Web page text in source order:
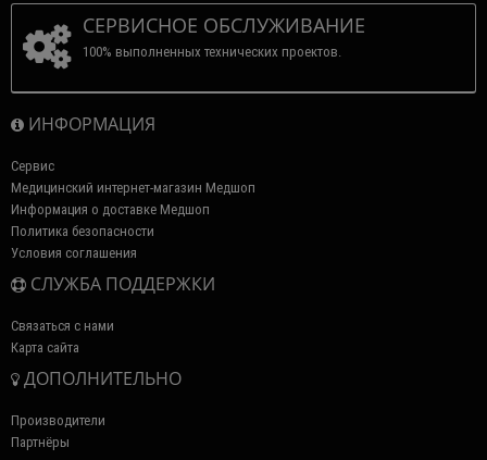
СЕРВИСНОЕ ОБСЛУЖИВАНИЕ
100% выполненных технических проектов.
ИНФОРМАЦИЯ
Сервис
Медицинский интернет-магазин Медшоп
Информация о доставке Медшоп
Политика безопасности
Условия соглашения
СЛУЖБА ПОДДЕРЖКИ
Связаться с нами
Карта сайта
ДОПОЛНИТЕЛЬНО
Производители
Партнёры